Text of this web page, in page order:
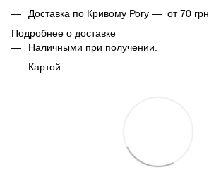
Доставка по Кривому Рогу — от 70 грн.
Подробнее о доставке
Наличными при получении.
Картой